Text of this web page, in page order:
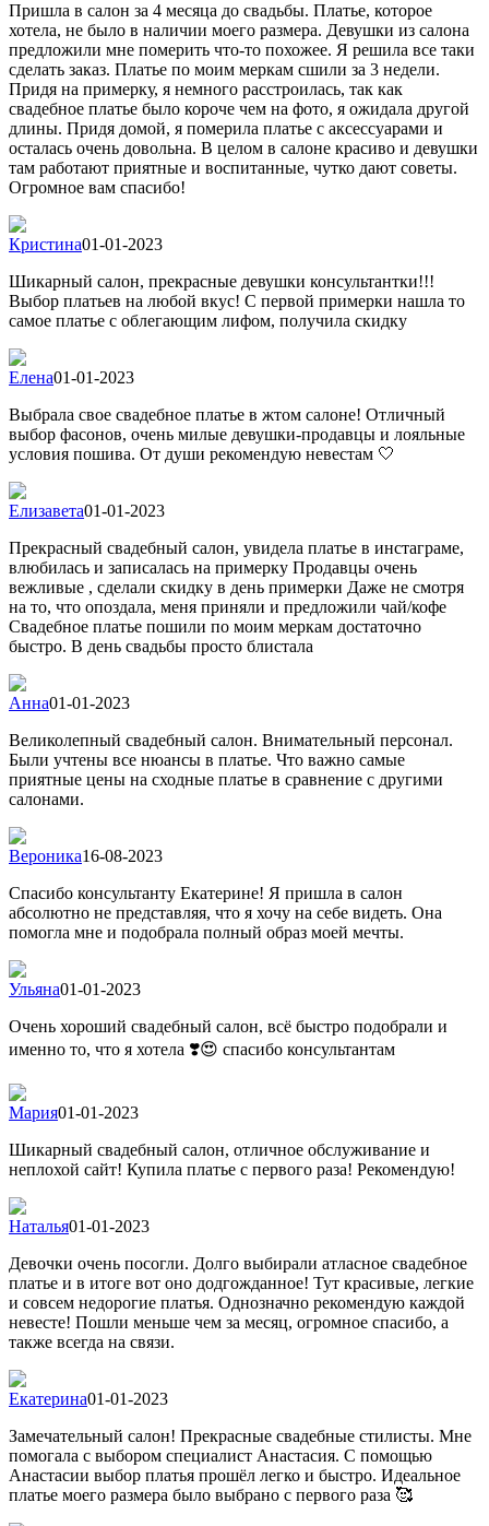
Пришла в салон за 4 месяца до свадьбы. Платье, которое
хотела, не было в наличии моего размера. Девушки из салона
предложили мне померить что-то похожее. Я решила все таки
сделать заказ. Платье по моим меркам сшили за 3 недели.
Придя на примерку, я немного расстроилась, так как
свадебное платье было короче чем на фото, я ожидала другой
длины. Придя домой, я померила платье с аксессуарами и
осталась очень довольна. В целом в салоне красиво и девушки
там работают приятные и воспитанные, чутко дают советы.
Огромное вам спасибо!
Кристина01-01-2023
Шикарный салон, прекрасные девушки консультантки!!!
Выбор платьев на любой вкус! С первой примерки нашла то
самое платье с облегающим лифом, получила скидку
Елена01-01-2023
Выбрала свое свадебное платье в жтом салоне! Отличный
выбор фасонов, очень милые девушки-продавцы и лояльные
условия пошива. От души рекомендую невестам 🤍
Елизавета01-01-2023
Прекрасный свадебный салон, увидела платье в инстаграме,
влюбилась и записалась на примерку Продавцы очень
вежливые , сделали скидку в день примерки Даже не смотря
на то, что опоздала, меня приняли и предложили чай/кофе
Свадебное платье пошили по моим меркам достаточно
быстро. В день свадьбы просто блистала
Анна01-01-2023
Великолепный свадебный салон. Внимательный персонал.
Были учтены все нюансы в платье. Что важно самые
приятные цены на сходные платье в сравнение с другими
салонами.
Вероника16-08-2023
Спасибо консультанту Екатерине! Я пришла в салон
абсолютно не представляя, что я хочу на себе видеть. Она
помогла мне и подобрала полный образ моей мечты.
Ульяна01-01-2023
Очень хороший свадебный салон, всё быстро подобрали и
именно то, что я хотела ❣️😍 спасибо консультантам
Мария01-01-2023
Шикарный свадебный салон, отличное обслуживание и
неплохой сайт! Купила платье с первого раза! Рекомендую!
Наталья01-01-2023
Девочки очень посогли. Долго выбирали атласное свадебное
платье и в итоге вот оно додгожданное! Тут красивые, легкие
и совсем недорогие платья. Однозначно рекомендую каждой
невесте! Пошли меньше чем за месяц, огромное спасибо, а
также всегда на связи.
Екатерина01-01-2023
Замечательный салон! Прекрасные свадебные стилисты. Мне
помогала с выбором специалист Анастасия. С помощью
Анастасии выбор платья прошёл легко и быстро. Идеальное
платье моего размера было выбрано с первого раза 🥰